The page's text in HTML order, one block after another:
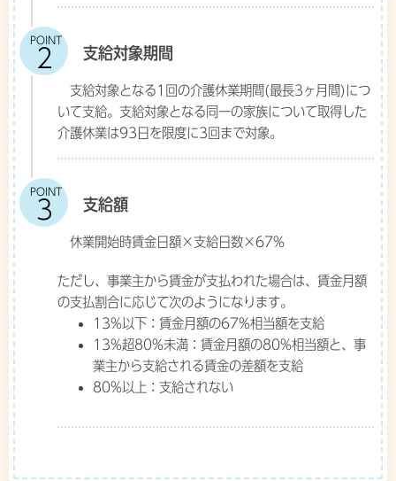
POINT
支給対象期間
支給対象となる1回の介護休業期間(最長3ヶ月間)につ
いて支給。支給対象となる同一の家族について取得した
介護休業は93日を限度に3回まで対象。
POINT
支給額
休業開始時賃金日額×支給日数×67%
ただし、事業主から賃金が支払われた場合は、賃金月額
の支払割合に応じて次のようになります。
13%以下：賃金月額の67%相当額を支給
13%超80%未満：賃金月額の80%相当額と、事
業主から支給される賃金の差額を支給
80%以上：支給されない